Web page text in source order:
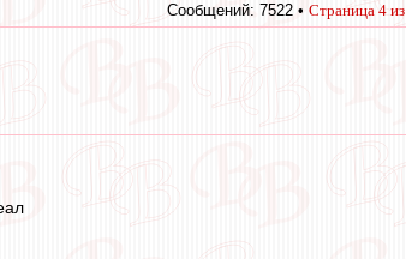
Сообщений: 7522 • Страница 4 из